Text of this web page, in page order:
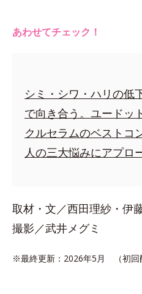
あわせてチェック！
シミ・シワ・ハリの低
で向き合う。ユードッ
クルセラムのベストコ
人の三大悩みにアプロ
取材・文／西田理紗・伊
撮影／武井メグミ
※最終更新：2026年5月 （初回